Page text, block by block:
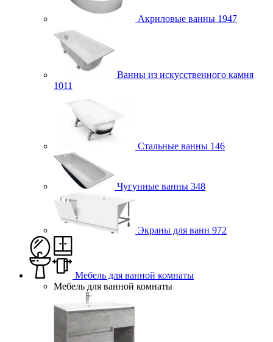
Акриловые ванны 1947
Ванны из искусственного камня
1011
Стальные ванны 146
Чугунные ванны 348
Экраны для ванн 972
Мебель для ванной комнаты
Мебель для ванной комнаты